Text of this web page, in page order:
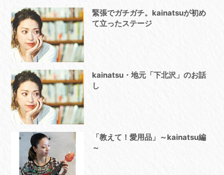
緊張でガチガチ。kainatsuが初め
て立ったステージ
kainatsu・地元「下北沢」のお話
し
「教えて！愛用品」～kainatsu編
～